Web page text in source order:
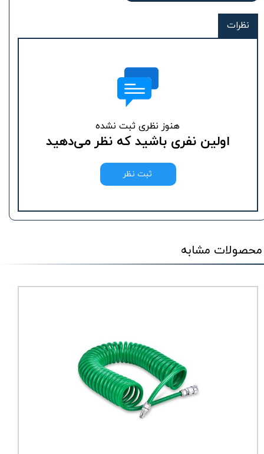
نظرات
هنوز نظری ثبت نشده
اولین نفری باشید که نظر می‌دهید
ثبت نظر
محصولات مشابه